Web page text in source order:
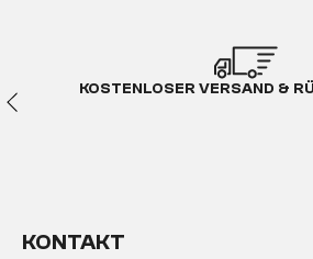
KOSTENLOSER VERSAND &
KONTAKT